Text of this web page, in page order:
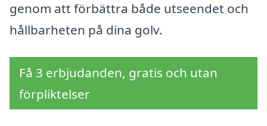
genom att förbättra både utseendet och
hållbarheten på dina golv.
Få 3 erbjudanden, gratis och utan
förpliktelser